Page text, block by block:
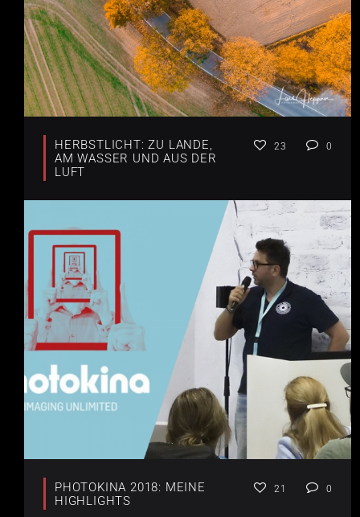
HERBSTLICHT: ZU LANDE,
AM WASSER UND AUS DER
LUFT
23 0
PHOTOKINA 2018: MEINE
HIGHLIGHTS
21 0